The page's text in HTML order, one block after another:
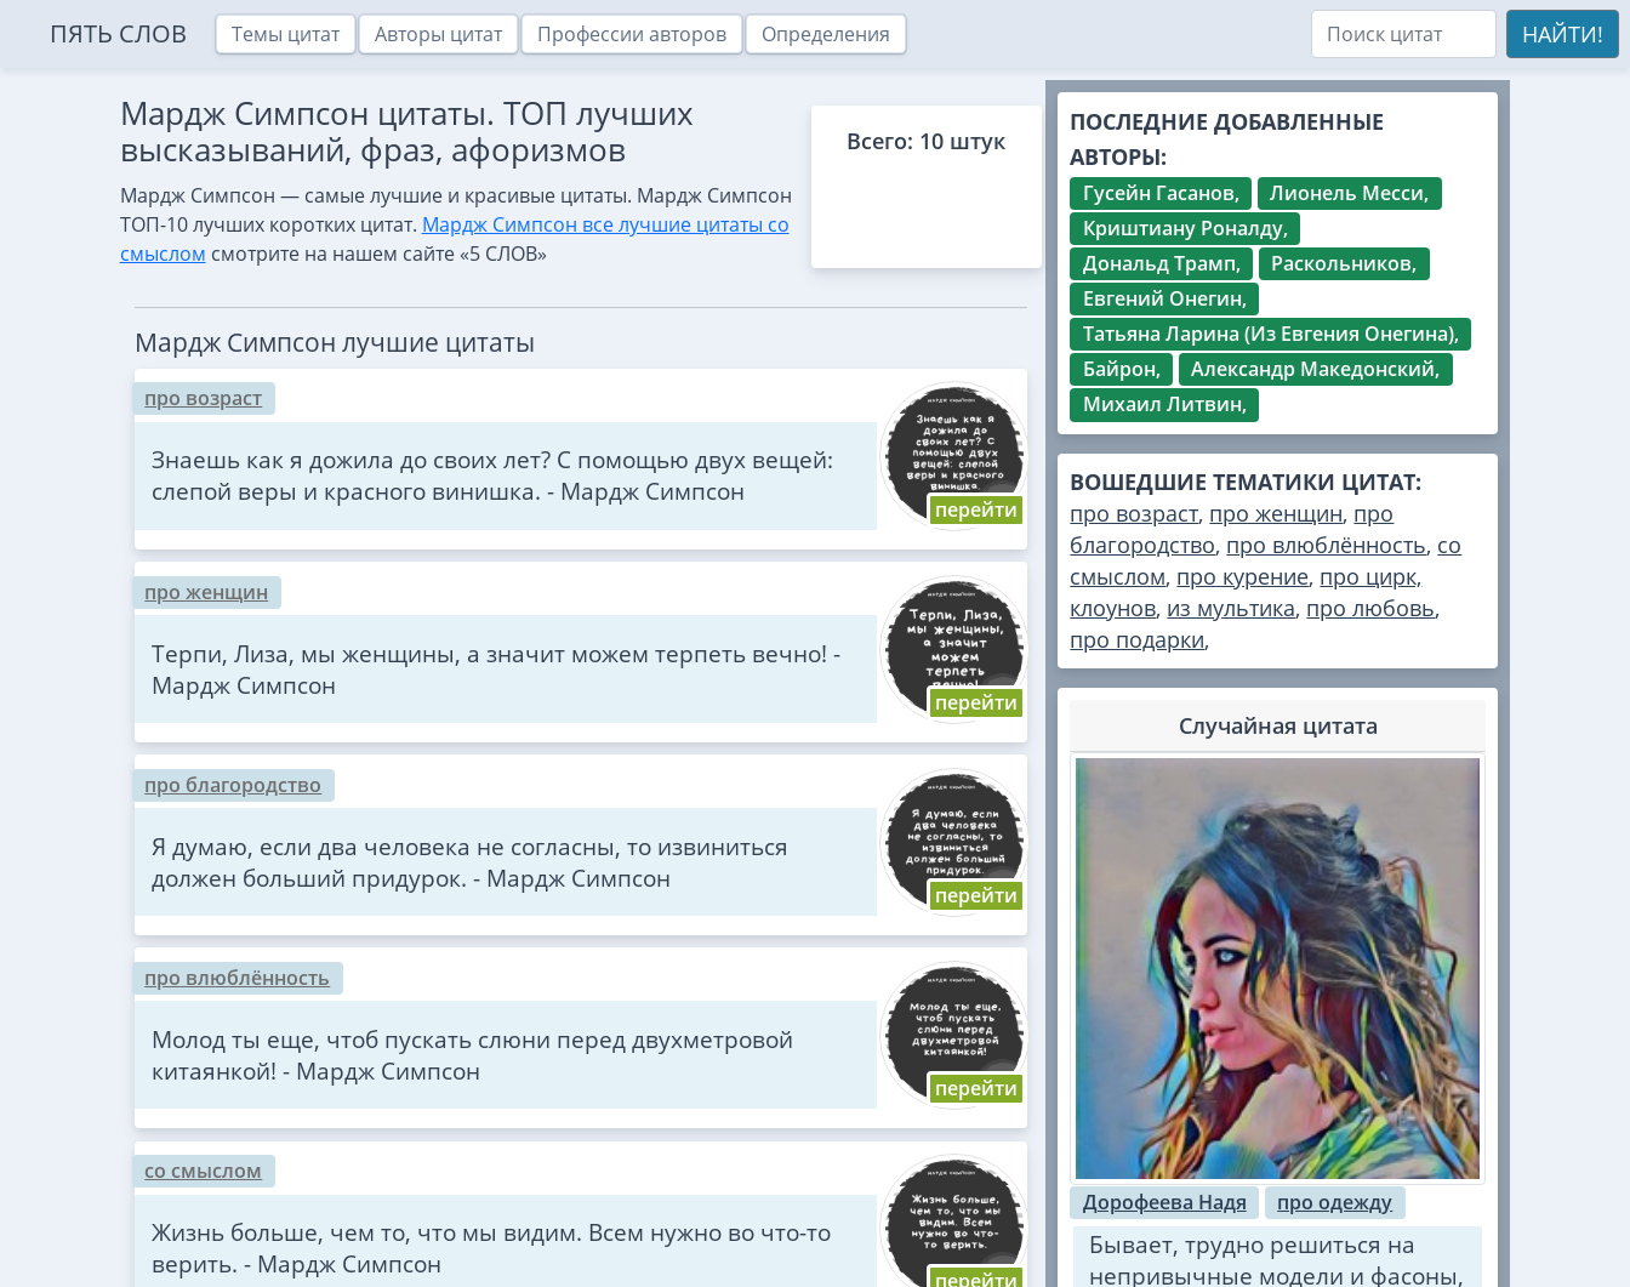
ПЯТЬ СЛОВ Темы цитат Авторы цитат Профессии авторов Определения НАЙТИ!
Мардж Симпсон цитаты. ТОП лучших
высказываний, фраз, афоризмов
Мардж Симпсон — самые лучшие и красивые цитаты. Мардж Симпсон
ТОП-10 лучших коротких цитат. Мардж Симпсон все лучшие цитаты со
смыслом смотрите на нашем сайте «5 СЛОВ»
Всего: 10 штук
Мардж Симпсон лучшие цитаты
про возраст
Знаешь как я дожила до своих лет? С помощью двух вещей:
слепой веры и красного винишка. - Мардж Симпсон
про женщин
Терпи, Лиза, мы женщины, а значит можем терпеть вечно! -
Мардж Симпсон
про благородство
Я думаю, если два человека не согласны, то извиниться
должен больший придурок. - Мардж Симпсон
про влюблённость
Молод ты еще, чтоб пускать слюни перед двухметровой
китаянкой! - Мардж Симпсон
со смыслом
Жизнь больше, чем то, что мы видим. Всем нужно во что-то
верить. - Мардж Симпсон
ПОСЛЕДНИЕ ДОБАВЛЕННЫЕ
АВТОРЫ:
Гусейн Гасанов,
Лионель Месси,
Криштиану Роналду,
Дональд Трамп,
Раскольников,
Евгений Онегин,
Татьяна Ларина (Из Евгения Онегина),
Байрон,
Александр Македонский,
Михаил Литвин,
ВОШЕДШИЕ ТЕМАТИКИ ЦИТАТ:
про возраст, про женщин, про
благородство, про влюблённость, со
смыслом, про курение, про цирк,
клоунов, из мультика, про любовь,
про подарки,
Случайная цитата
Дорофеева Надя про одежду
Бывает, трудно решиться на
непривычные модели и фасоны,